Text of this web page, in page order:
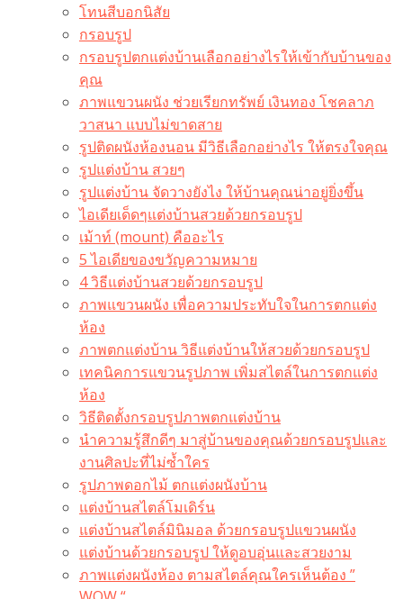
โทนสีบอกนิสัย
กรอบรูป
กรอบรูปตกแต่งบ้านเลือกอย่างไรให้เข้ากับบ้านของ
คุณ
ภาพแขวนผนัง ช่วยเรียกทรัพย์ เงินทอง โชคลาภ
วาสนา แบบไม่ขาดสาย
รูปติดผนังห้องนอน มีวิธีเลือกอย่างไร ให้ตรงใจคุณ
รูปแต่งบ้าน สวยๆ
รูปแต่งบ้าน จัดวางยังไง ให้บ้านคุณน่าอยู่ยิ่งขึ้น
ไอเดียเด็ดๆแต่งบ้านสวยด้วยกรอบรูป
เม้าท์ (mount) คืออะไร​
5 ไอเดียของขวัญความหมาย
4 วิธีแต่งบ้านสวยด้วยกรอบรูป
ภาพแขวนผนัง เพื่อความประทับใจในการตกแต่ง
ห้อง
ภาพตกแต่งบ้าน วิธีแต่งบ้านให้สวยด้วยกรอบรูป
เทคนิคการแขวนรูปภาพ เพิ่มสไตล์ในการตกแต่ง
ห้อง
วิธีติดตั้งกรอบรูปภาพตกแต่งบ้าน
นำความรู้สึกดีๆ มาสู่บ้านของคุณด้วยกรอบรูปและ
งานศิลปะที่ไม่ซ้ำใคร
รูปภาพดอกไม้ ตกแต่งผนังบ้าน
แต่งบ้านสไตล์โมเดิร์น
แต่งบ้านสไตล์มินิมอล ด้วยกรอบรูปแขวนผนัง
แต่งบ้านด้วยกรอบรูป ให้ดูอบอุ่นและสวยงาม
ภาพแต่งผนังห้อง ตามสไตล์คุณใครเห็นต้อง ”